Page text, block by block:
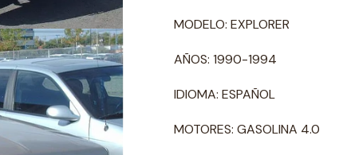
MODELO: EXPLORER
AÑOS: 1990-1994
IDIOMA: ESPAÑOL
MOTORES: GASOLINA 4.0